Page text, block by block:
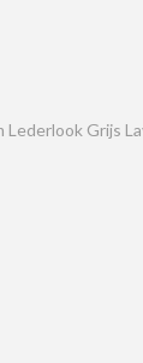
Lederlook Grijs